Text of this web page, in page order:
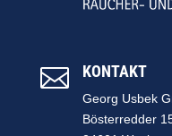
 KONTAKT
Georg Usbek
Bösterredder